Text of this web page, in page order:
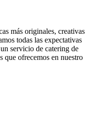
más originales, creativas
todas las expectativas
servicio de catering de
que ofrecemos en nuestro